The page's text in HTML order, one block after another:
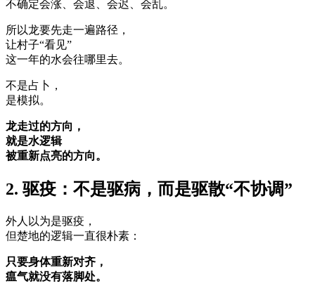
不确定会涨、会退、会迟、会乱。
所以龙要先走一遍路径，
让村子“看见”
这一年的水会往哪里去。
不是占卜，
是模拟。
龙走过的方向，
就是水逻辑
被重新点亮的方向。
2. 驱疫：不是驱病，而是驱散“不协调”
外人以为是驱疫，
但楚地的逻辑一直很朴素：
只要身体重新对齐，
瘟气就没有落脚处。